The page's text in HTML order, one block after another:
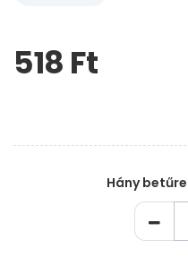
Kérem,
hagyja
518 Ft‎
Hány